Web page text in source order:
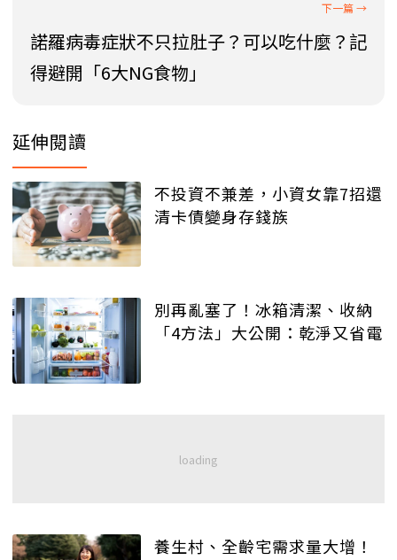
諾羅病毒症狀不只拉肚子？可以吃什麼？記
得避開「6大NG食物」
延伸閱讀
不投資不兼差，小資女靠7招還
清卡債變身存錢族
別再亂塞了！冰箱清潔、收納
「4方法」大公開：乾淨又省電
養生村、全齡宅需求量大增！